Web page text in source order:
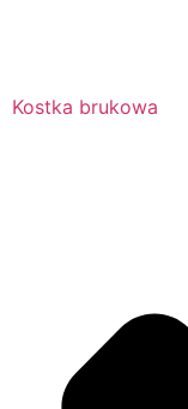
Kostka brukowa